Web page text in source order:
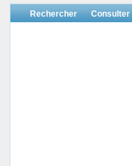
Rechercher Consulter